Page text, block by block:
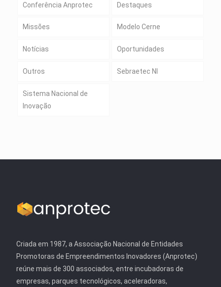
Conferência Anprotec Destaques
Missões Modelo Cerne
Notícias Oportunidades
Outros Sebraetec NI
Sistema Nacional de
Inovação
Criada em 1987, a Associação Nacional de Entidades
Promotoras de Empreendimentos Inovadores (Anprotec)
reúne mais de 300 associados, entre incubadoras de
empresas, parques tecnológicos, aceleradoras,